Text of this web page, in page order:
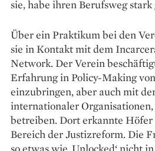
sie, habe ihren Berufsweg stark
Über ein Praktikum bei den
sie in Kontakt mit dem
Network. Der Verein
Erfahrung in Policy-Making
einzubringen, aber auch mit
internationaler
betreiben. Dort erkannte
Bereich der Justizreform. Die